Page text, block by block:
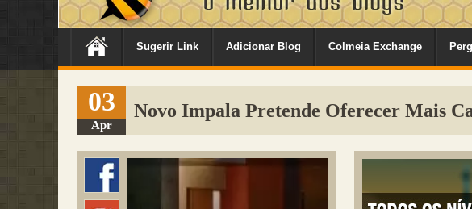
Sugerir Link Adicionar Blog Colmeia Exchange
03
Apr
Novo Impala Pretende Oferecer Mais